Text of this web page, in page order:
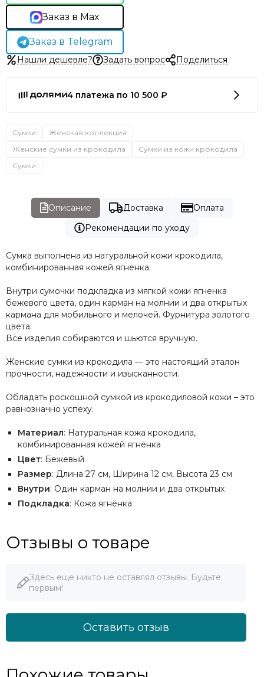
Заказ в Max
Заказ в Telegram
Нашли дешевле? Задать вопрос Поделиться
4 платежа по 10 500 ₽
Сумки
Женская коллекция
Женские сумки из крокодила
Сумки из кожи крокодила
Сумки
Описание Доставка
Оплата
Рекомендации по уходу
Сумка выполнена из натуральной кожи крокодила,
комбинированная кожей ягненка.
Внутри сумочки подкладка из мягкой кожи ягненка
бежевого цвета, один карман на молнии и два открытых
кармана для мобильного и мелочей. Фурнитура золотого
цвета.
Все изделия собираются и шьются вручную.
Женские сумки из крокодила — это настоящий эталон
прочности, надежности и изысканности.
Обладать роскошной сумкой из крокодиловой кожи – это
равнозначно успеху.
Материал: Натуральная кожа крокодила,
комбинированная кожей ягнёнка
Цвет: Бежевый
Размер: Длина 27 см, Ширина 12 см, Высота 23 см
Внутри: Один карман на молнии и два открытых
Подкладка: Кожа ягнёнка
Отзывы о товаре
Здесь еще никто не оставлял отзывы. Будьте
первым!
Оставить отзыв